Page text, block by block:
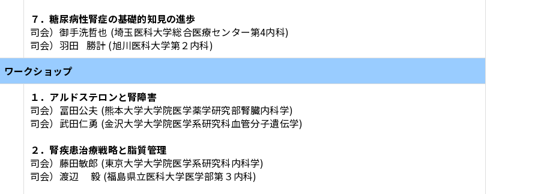
７．糖尿病性腎症の基礎的知見の進歩
司会）御手洗哲也 (埼玉医科大学総合医療センター第4内科)
司会）羽田 勝計 (旭川医科大学第２内科)
ワークショップ
１．アルドステロンと腎障害
司会）冨田公夫 (熊本大学大学院医学薬学研究部腎臓内科学)
司会）武田仁勇 (金沢大学大学院医学系研究科血管分子遺伝学)
２．腎疾患治療戦略と脂質管理
司会）藤田敏郎 (東京大学大学院医学系研究科内科学)
司会）渡辺 毅 (福島県立医科大学医学部第３内科)